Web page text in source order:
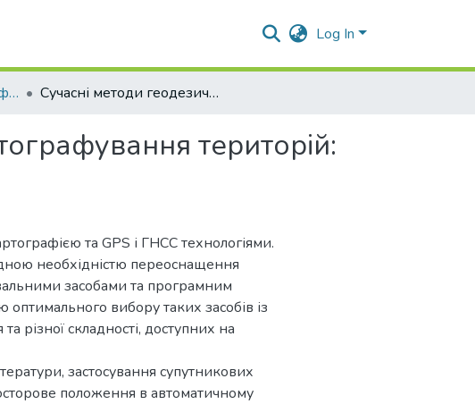
Log In
Друковані видання. Кафедра геоматики, землеустрою та планування територій Сучасні методи геодезичного картографування територій: використання GPS та ГНСС технологій
територій:
та GPS і ГНСС технологіями.
необхідністю переоснащення
засобами та програмним
оптимального вибору таких засобів із
різної складності, доступних на
застосування супутникових
положення в автоматичному